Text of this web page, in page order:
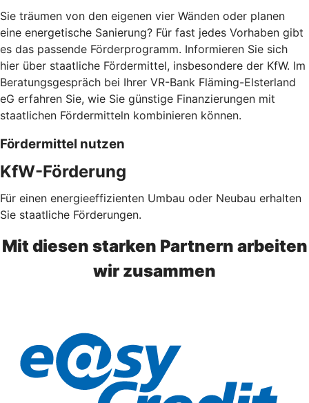
Sie träumen von den eigenen vier Wänden oder planen
eine energetische Sanierung? Für fast jedes Vorhaben gibt
es das passende Förderprogramm. Informieren Sie sich
hier über staatliche Fördermittel, insbesondere der KfW. Im
Beratungsgespräch bei Ihrer VR-Bank Fläming-Elsterland
eG erfahren Sie, wie Sie günstige Finanzierungen mit
staatlichen Fördermitteln kombinieren können.
Fördermittel nutzen
KfW-Förderung
Für einen energieeffizienten Umbau oder Neubau erhalten
Sie staatliche Förderungen.
Mit diesen starken Partnern arbeiten
wir zusammen